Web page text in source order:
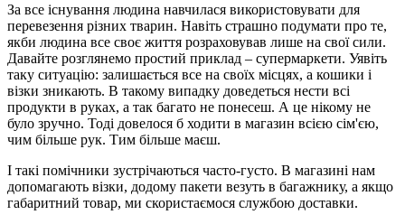
За все існування людина навчилася використовувати для
перевезення різних тварин. Навіть страшно подумати про те,
якби людина все своє життя розраховував лише на свої сили.
Давайте розглянемо простий приклад – супермаркети. Уявіть
таку ситуацію: залишається все на своїх місцях, а кошики і
візки зникають. В такому випадку доведеться нести всі
продукти в руках, а так багато не понесеш. А це нікому не
було зручно. Тоді довелося б ходити в магазин всією сім'єю,
чим більше рук. Тим більше маєш.
І такі помічники зустрічаються часто-густо. В магазині нам
допомагають візки, додому пакети везуть в багажнику, а якщо
габаритний товар, ми скористаємося службою доставки.